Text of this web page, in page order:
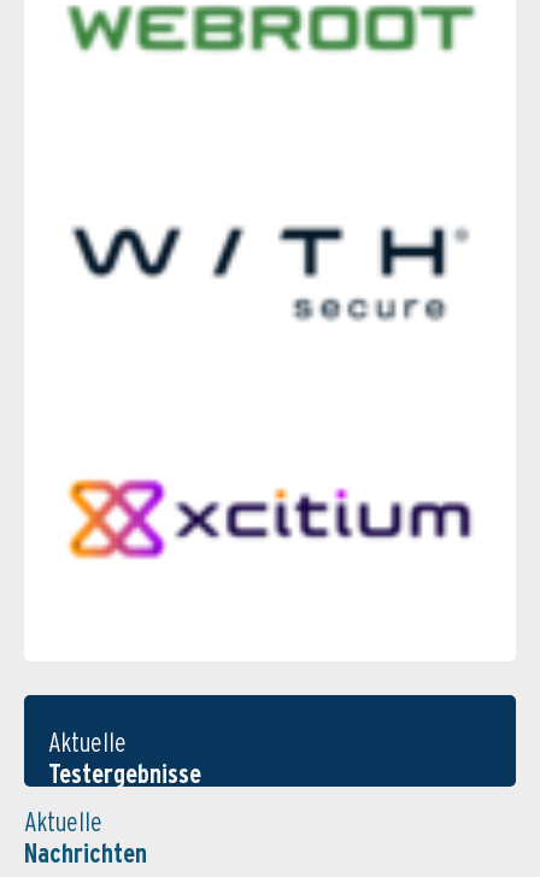
Aktuelle
Testergebnisse
Aktuelle
Nachrichten